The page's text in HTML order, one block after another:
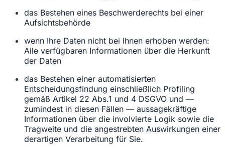
das Bestehen eines Beschwerderechts bei einer
Aufsichtsbehörde
wenn Ihre Daten nicht bei Ihnen erhoben werden:
Alle verfügbaren Informationen über die Herkunft
der Daten
das Bestehen einer automatisierten
Entscheidungsfindung einschließlich Profiling
gemäß Artikel 22 Abs.1 und 4 DSGVO und —
zumindest in diesen Fällen — aussagekräftige
Informationen über die involvierte Logik sowie die
Tragweite und die angestrebten Auswirkungen einer
derartigen Verarbeitung für Sie.